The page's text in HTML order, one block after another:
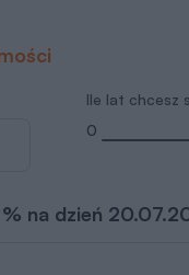
Ile lat chcesz
0
na dzień